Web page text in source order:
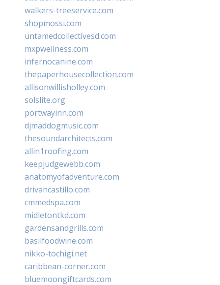
walkers-treeservice.com
shopmossi.com
untamedcollectivesd.com
mxpwellness.com
infernocanine.com
thepaperhousecollection.com
allisonwillisholley.com
solslite.org
portwayinn.com
djmaddogmusic.com
thesoundarchitects.com
allin1roofing.com
keepjudgewebb.com
anatomyofadventure.com
drivancastillo.com
cmmedspa.com
midletontkd.com
gardensandgrills.com
basilfoodwine.com
nikko-tochigi.net
caribbean-corner.com
bluemoongiftcards.com